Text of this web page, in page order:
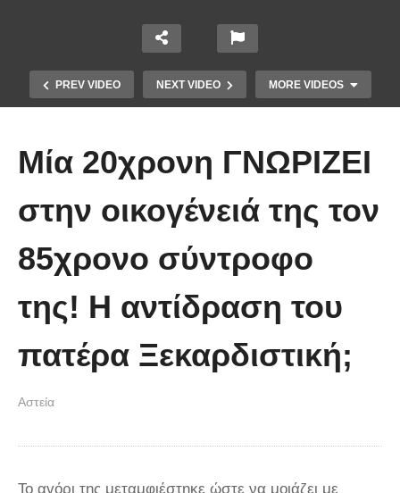
PREV VIDEO NEXT VIDEO MORE VIDEOS
Απολαυστικοί Μέριλ Στριπ και Τομ
άλλον
Μία 20χρονη ΓΝΩΡΙΖΕΙ
στην οικογένειά της τον
85χρονο σύντροφο
της! Η αντίδραση του
πατέρα Ξεκαρδιστική;
Αστεία
Το αγόρι της μεταμφιέστηκε ώστε να μοιάζει με